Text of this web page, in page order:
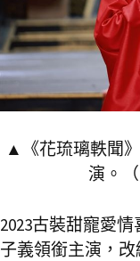
▲《花琉璃軼聞
演。
2023古裝甜寵愛
子義領銜主演，